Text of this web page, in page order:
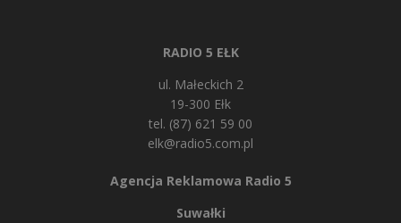
RADIO 5 EŁK
ul. Małeckich 2
19-300 Ełk
tel. (87) 621 59 00
elk@radio5.com.pl
Agencja Reklamowa Radio 5
Suwałki